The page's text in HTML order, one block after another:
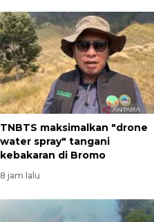
TNBTS maksimalkan "drone
water spray" tangani
kebakaran di Bromo
8 jam lalu
2026-